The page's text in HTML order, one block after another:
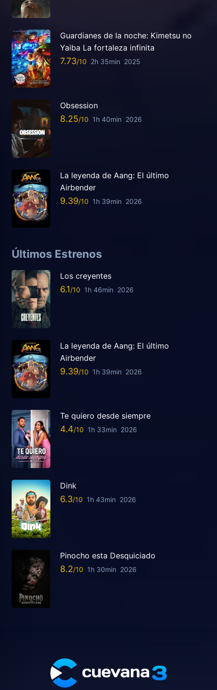
Guardianes de la noche: Kimetsu no
Yaiba La fortaleza infinita
7.73 2h 35min 2025
Obsession
8.25 1h 40min 2026
La leyenda de Aang: El último
Airbender
9.39 1h 39min 2026
Últimos Estrenos
Los creyentes
6.1 1h 46min 2026
La leyenda de Aang: El último
Airbender
9.39 1h 39min 2026
Te quiero desde siempre
4.4 1h 33min 2026
Dink
6.3 1h 43min 2026
Pinocho esta Desquiciado
8.2 1h 30min 2026